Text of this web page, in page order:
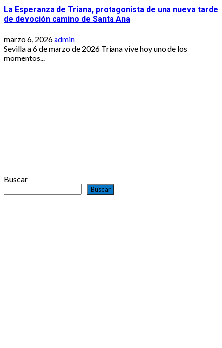
La Esperanza de Triana, protagonista de una nueva tarde
de devoción camino de Santa Ana
marzo 6, 2026admin
Sevilla a 6 de marzo de 2026 Triana vive hoy uno de los
momentos...
Buscar
Buscar